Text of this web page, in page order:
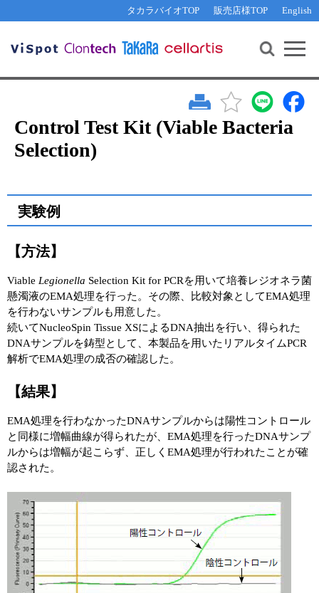
タカラバイオTOP 販売店様TOP English
機能解析・サイレンシング
核酸抽出・精製・標識
PCR・等温増幅
装置・ソフトウェア
その他 ライセンスに関するご相談
遺伝子組換え生物該当製品
研究支援ツール
Cut-Site Navigator 制限酵素切断サイトの検索
抗体検索サイト
リアルタイムPCR
プライマー・プローブ検索・注文
機器ソフトウェア・ベクター配列ダウンロード
ラーニングセンター
実験ガイド
リアルタイムPCR実験ガイド
幹細胞・再生医療研究ガイド
クローニング実験ガイド
細胞選択ガイド
エピジェネティクス実験ガイド
RNAi実験ガイド
お問い合わせ WEB会員登録
Control Test Kit (Viable Bacteria
Selection)
実験例
【方法】
Viable Legionella Selection Kit for PCRを用いて培養レジオネラ菌
懸濁液のEMA処理を行った。その際、比較対象としてEMA処理
を行わないサンプルも用意した。
続いてNucleoSpin Tissue XSによるDNA抽出を行い、得られた
DNAサンプルを鋳型として、本製品を用いたリアルタイムPCR
解析でEMA処理の成否の確認した。
【結果】
EMA処理を行わなかったDNAサンプルからは陽性コントロール
と同様に増幅曲線が得られたが、EMA処理を行ったDNAサンプ
ルからは増幅が起こらず、正しくEMA処理が行われたことが確
認された。